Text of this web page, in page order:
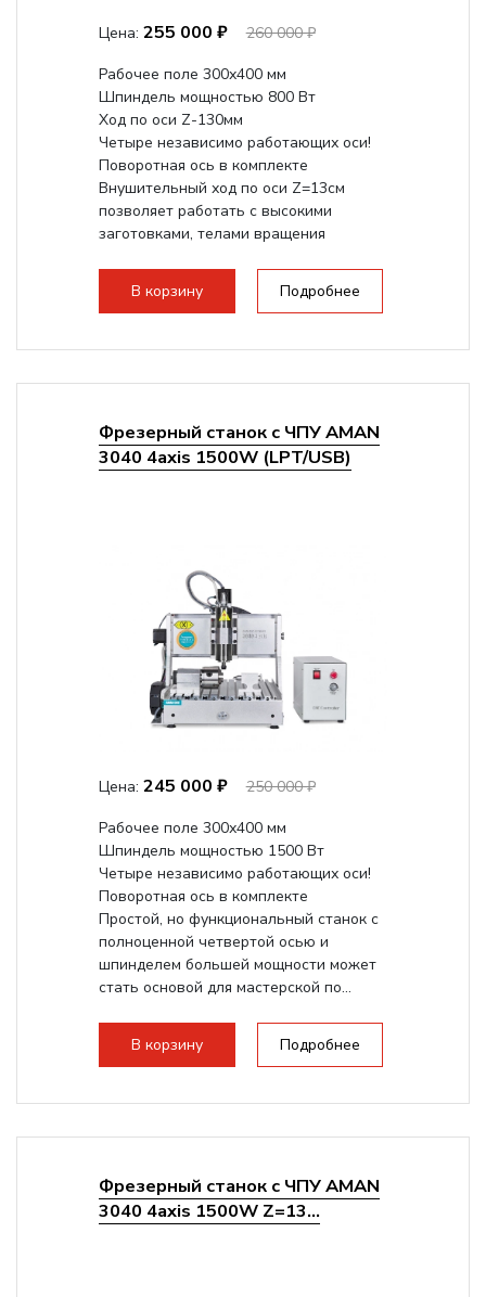
Цена: 255 000 ₽
260 000 ₽
Рабочее поле 300х400 мм
Шпиндель мощностью 800 Вт
Ход по оси Z-130мм
Четыре независимо работающих оси!
Поворотная ось в комплекте
Внушительный ход по оси Z=13см
позволяет работать с высокими
заготовками, телами вращения
В корзину
Подробнее
Фрезерный станок с ЧПУ AMAN
3040 4axis 1500W (LPT/USB)
Цена: 245 000 ₽
250 000 ₽
Рабочее поле 300х400 мм
Шпиндель мощностью 1500 Вт
Четыре независимо работающих оси!
Поворотная ось в комплекте
Простой, но функциональный станок с
полноценной четвертой осью и
шпинделем большей мощности может
стать основой для мастерской по...
В корзину Подробнее
Фрезерный станок с ЧПУ AMAN
3040 4axis 1500W Z=13...